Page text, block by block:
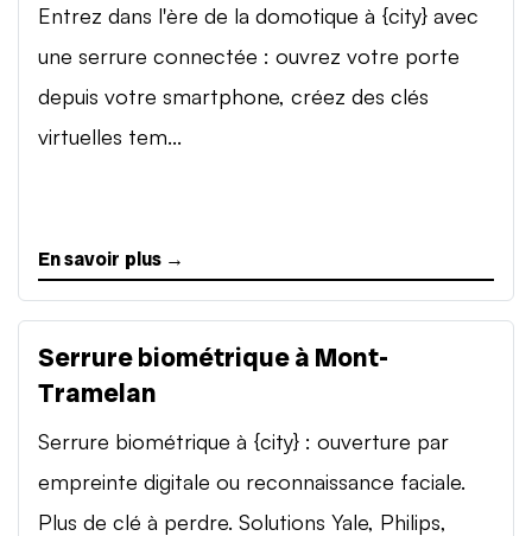
Entrez dans l'ère de la domotique à {city} avec
une serrure connectée : ouvrez votre porte
depuis votre smartphone, créez des clés
virtuelles tem...
En savoir plus →
Serrure biométrique à Mont-
Tramelan
Serrure biométrique à {city} : ouverture par
empreinte digitale ou reconnaissance faciale.
Plus de clé à perdre. Solutions Yale, Philips,